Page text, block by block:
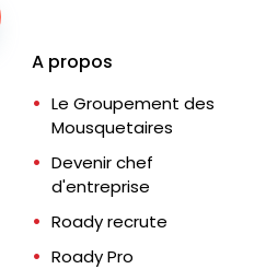
A propos
Le Groupement des
Mousquetaires
Devenir chef
d'entreprise
Roady recrute
Roady Pro